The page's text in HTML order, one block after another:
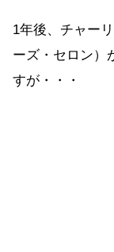
1年後、チャー
ーズ・セロン）
すが・・・